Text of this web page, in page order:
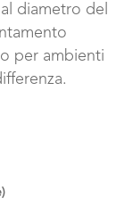
diametro del
per ambienti